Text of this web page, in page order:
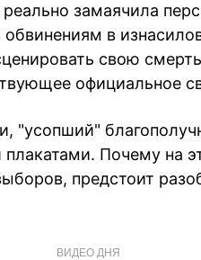
замаячила
в
свою
официальное
"усопший"
Почему на
предстоит
ВИДЕО ДНЯ